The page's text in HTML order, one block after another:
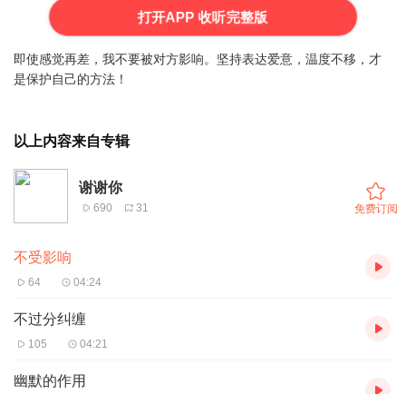
打开APP 收听完整版
即使感觉再差，我不要被对方影响。坚持表达爱意，温度不移，才
是保护自己的方法！
以上内容来自专辑
谢谢你
690 31 免费订阅
不受影响
64 04:24
不过分纠缠
105 04:21
幽默的作用